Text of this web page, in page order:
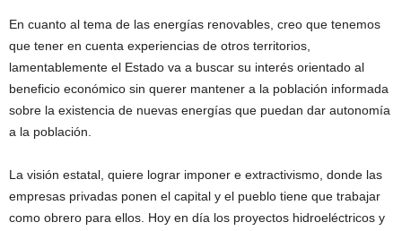
En cuanto al tema de las energías renovables, creo que tenemos
que tener en cuenta experiencias de otros territorios,
lamentablemente el Estado va a buscar su interés orientado al
beneficio económico sin querer mantener a la población informada
sobre la existencia de nuevas energías que puedan dar autonomía
a la población.
La visión estatal, quiere lograr imponer e extractivismo, donde las
empresas privadas ponen el capital y el pueblo tiene que trabajar
como obrero para ellos. Hoy en día los proyectos hidroeléctricos y